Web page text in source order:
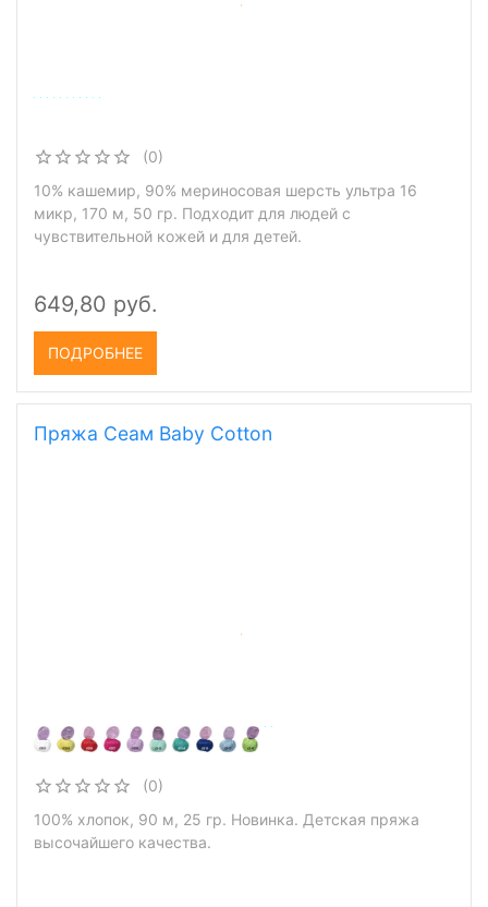
(0)
10% кашемир, 90% мериносовая шерсть ультра 16
микр, 170 м, 50 гр. Подходит для людей с
чувствительной кожей и для детей.
649,80 руб.
ПОДРОБНЕЕ
Пряжа Сеам Baby Cotton
(0)
100% хлопок, 90 м, 25 гр. Новинка. Детская пряжа
высочайшего качества.